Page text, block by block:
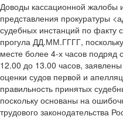
Доводы кассационной жалобы
представления прокуратуры
судебных инстанций по факту
прогула ДД.ММ.ГГГГ,
месте более 4-х часов подряд
12.00 до 13.00 часов,
оценки судов первой и
правильность принятых
поскольку основаны на
трудового законодательства